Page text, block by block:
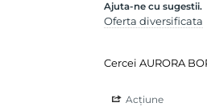
Ajuta-ne cu sugestii.
Oferta diversificata
Cercei AURORA
Acțiune